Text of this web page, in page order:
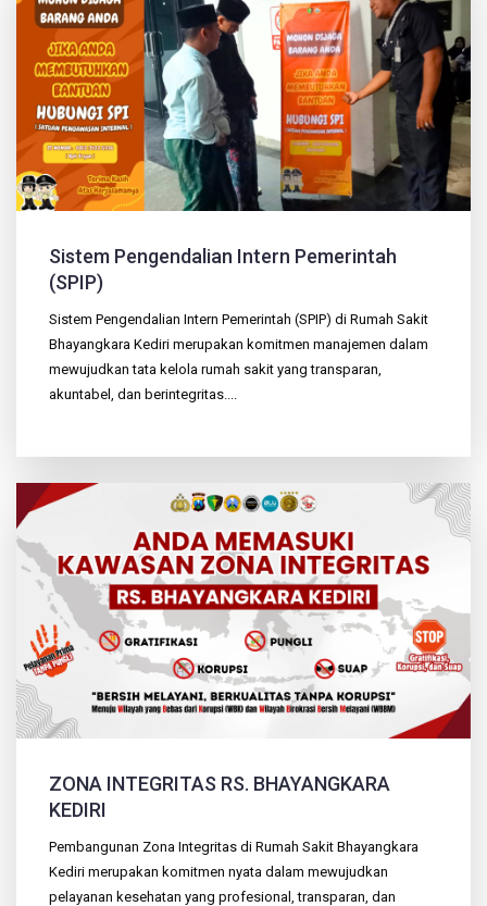
Sistem Pengendalian Intern Pemerintah
(SPIP)
Sistem Pengendalian Intern Pemerintah (SPIP) di Rumah Sakit
Bhayangkara Kediri merupakan komitmen manajemen dalam
mewujudkan tata kelola rumah sakit yang transparan,
akuntabel, dan berintegritas....
ZONA INTEGRITAS RS. BHAYANGKARA
KEDIRI
Pembangunan Zona Integritas di Rumah Sakit Bhayangkara
Kediri merupakan komitmen nyata dalam mewujudkan
pelayanan kesehatan yang profesional, transparan, dan